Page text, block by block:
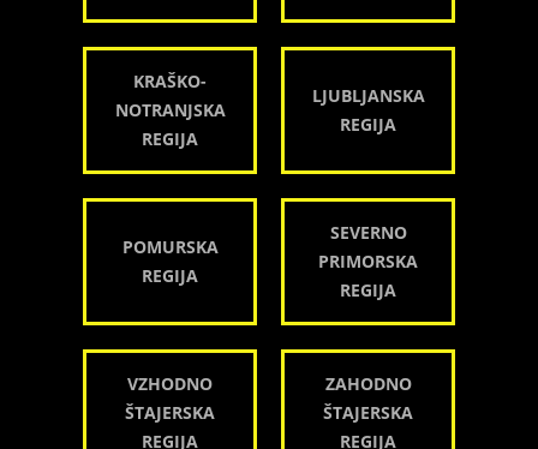
KRAŠKO-
NOTRANJSKA
REGIJA
LJUBLJANSKA
REGIJA
POMURSKA
REGIJA
SEVERNO
PRIMORSKA
REGIJA
VZHODNO
ŠTAJERSKA
REGIJA
ZAHODNO
ŠTAJERSKA
REGIJA